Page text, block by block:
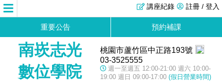
註冊 / 登入
講座紀錄
重要公告 預約補課
南崁志光
數位學院
桃園市蘆竹區中正路193號
03-3525555
週一至週五 12:00-21:00 週六 10:00-
19:00 週日 09:00-17:00 (假日營業時間)